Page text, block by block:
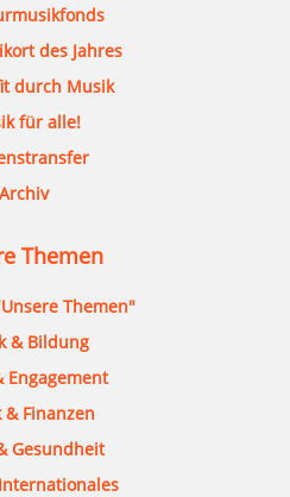
des Jahres
durch Musik
für alle!
Archiv
Themen
Themen"
& Bildung
Engagement
& Finanzen
Gesundheit